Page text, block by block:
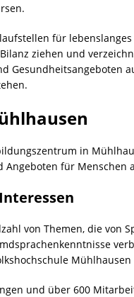
für
ziehen und
Gesundheitsangeboten
in
für
von Themen, die von
und über 600